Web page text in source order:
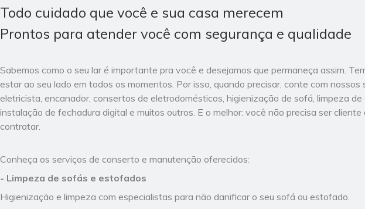
Todo cuidado que você e sua casa merecem
Prontos para atender você com segurança e qualidade
Sabemos como o seu lar é importante pra você e desejamos que permaneça assim.
estar ao seu lado em todos os momentos. Por isso, quando precisar, conte com nossos
eletricista, encanador, consertos de eletrodomésticos, higienização de sofá, limpeza de
instalação de fechadura digital e muitos outros. E o melhor: você não precisa ser
contratar.
Conheça os serviços de conserto e manutenção oferecidos:
- Limpeza de sofás e estofados
Higienização e limpeza com especialistas para não danificar o seu sofá ou estofado.